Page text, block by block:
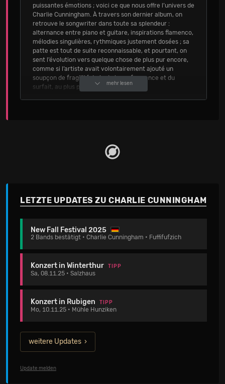
puissantes émotions ; voici ce que nous offre l’univers de
Charlie Cunningham. À travers son dernier album, on
retrouve le songwriter dans toute sa splendeur :
alternance entre piano et guitare, inspirations flamenco,
mélodies singulières, rythmiques justement dosées ; sa
patte est tout de suite reconnaissable, et pourtant, on
sent l’évolution vers quelque chose de plus pur encore,
comme si l’artiste avait volontairement ajouté un
soupçon de fragilité. Loin de la performance et du
surfait, au plus proche de son humanité.
mehr lesen
LETZTE UPDATES ZU CHARLIE CUNNINGHAM
New Fall Festival 2025
2 Bands bestätigt • Charlie Cunningham • Fuffifufzich
Konzert in Winterthur TIPP
Sa, 08.11.25 • Salzhaus
Konzert in Rubigen TIPP
Mo, 10.11.25 • Mühle Hunziken
weitere Updates
Update melden